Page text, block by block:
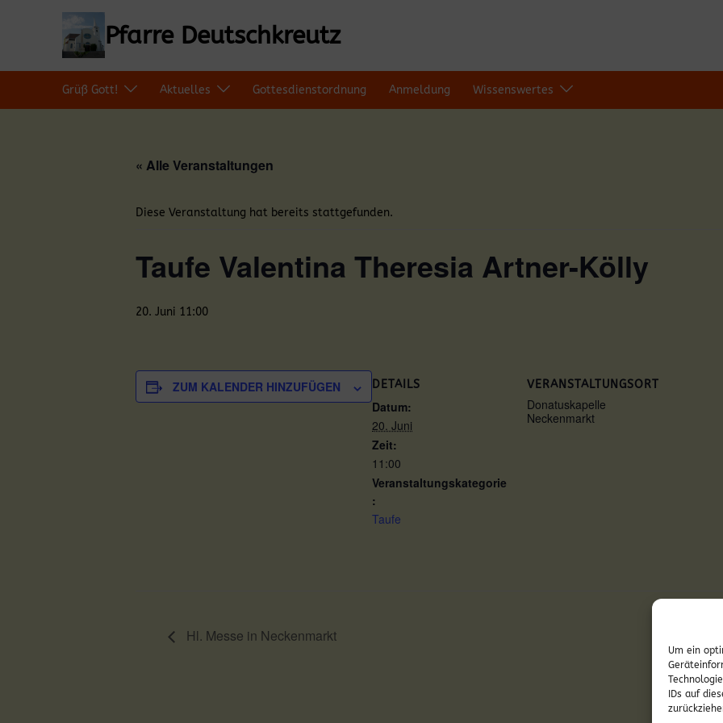
Um ein
IDs auf
Pfarre Deutschkreutz
Grüß Gott! Aktuelles Gottesdienstordnung Anmeldung Wissenswertes
« Alle Veranstaltungen
Diese Veranstaltung hat bereits stattgefunden.
Taufe Valentina Theresia Artner-Kölly
20. Juni 11:00
ZUM KALENDER HINZUFÜGEN DETAILS
Datum:
20. Juni
Zeit:
11:00
Veranstaltungskategorie
:
Taufe
VERANSTALTUNGSORT
Donatuskapelle
Neckenmarkt
Hl. Messe in Neckenmarkt